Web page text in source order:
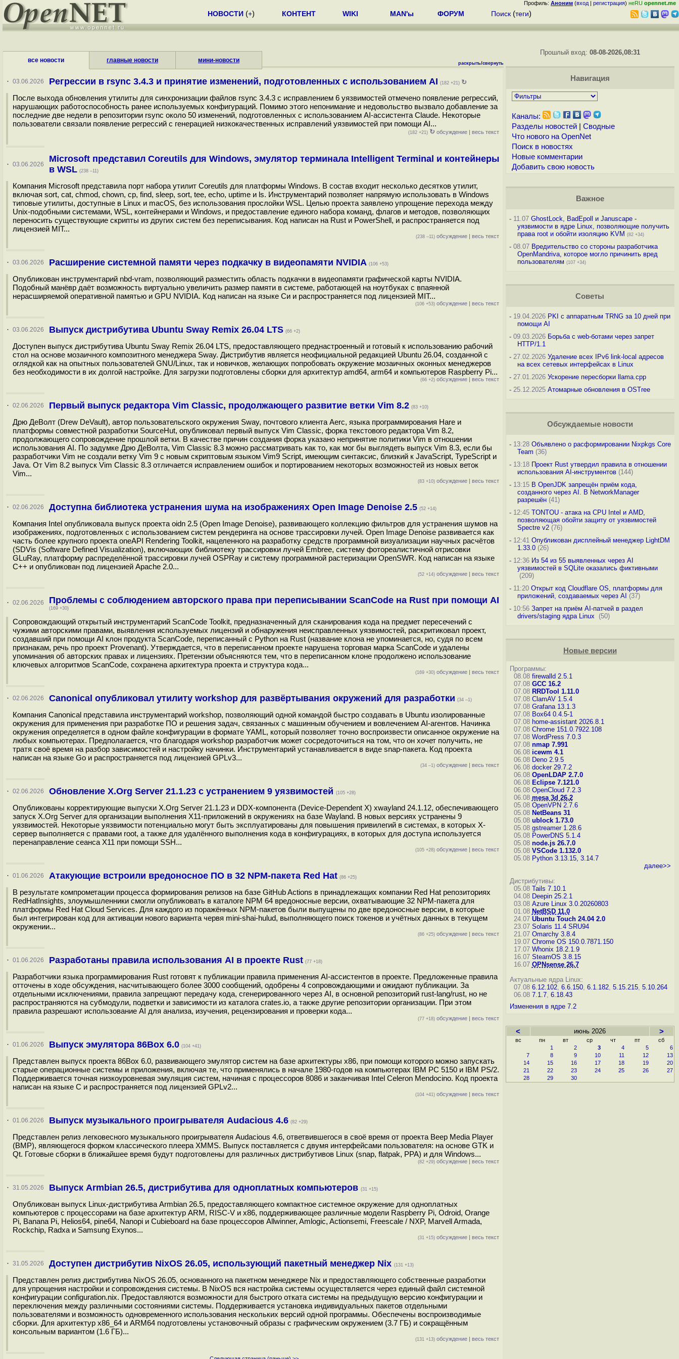
Профиль: Аноним (вход | регистрация) неRU opennet.me
НОВОСТИ (+) КОНТЕНТ WIKI MAN'ы ФОРУМ Поиск (теги)
все новости главные новости мини-новости раскрыть/свернуть
· 03.06.2026 Регрессии в rsync 3.4.3 и принятие изменений, подготовленных с использованием AI (182 +21) ↻
После выхода обновления утилиты для синхронизации файлов rsync 3.4.3 с исправлением 6 уязвимостей отмечено появление регрессий,
нарушающих работоспособность ранее используемых конфигураций. Помимо этого непонимание и недовольство вызвало добавление за
последние две недели в репозитории rsync около 50 изменений, подготовленных с использованием AI-ассистента Claude. Некоторые
пользователи связали появление регрессий с генерацией низкокачественных исправлений уязвимостей при помощи AI...
(182 +21) ↻ обсуждение | весь текст
· 03.06.2026
Microsoft представил Coreutils для Windows, эмулятор терминала Intelligent Terminal и контейнеры
в WSL (238 –11)
Компания Microsoft представила порт набора утилит Coreutils для платформы Windows. В состав входит несколько десятков утилит,
включая sort, cat, chmod, chown, cp, find, sleep, sort, tee, echo, uptime и ls. Инструментарий позволяет напрямую использовать в Windows
типовые утилиты, доступные в Linux и macOS, без использования прослойки WSL. Целью проекта заявлено упрощение перехода между
Unix-подобными системами, WSL, контейнерами и Windows, и предоставление единого набора команд, флагов и методов, позволяющих
переносить существующие скрипты из других систем без переписывания. Код написан на Rust и PowerShell, и распространяется под
лицензией MIT...
(238 –11) обсуждение | весь текст
· 03.06.2026 Расширение системной памяти через подкачку в видеопамяти NVIDIA (106 +53)
Опубликован инструментарий nbd-vram, позволяющий разместить область подкачки в видеопамяти графической карты NVIDIA.
Подобный манёвр даёт возможность виртуально увеличить размер памяти в системе, работающей на ноутбуках с впаянной
нерасширяемой оперативной памятью и GPU NVIDIA. Код написан на языке Си и распространяется под лицензией MIT...
(106 +53) обсуждение | весь текст
· 03.06.2026 Выпуск дистрибутива Ubuntu Sway Remix 26.04 LTS (66 +2)
Доступен выпуск дистрибутива Ubuntu Sway Remix 26.04 LTS, предоставляющего преднастроенный и готовый к использованию рабочий
стол на основе мозаичного композитного менеджера Sway. Дистрибутив является неофициальной редакцией Ubuntu 26.04, созданной с
оглядкой как на опытных пользователей GNU/Linux, так и новичков, желающих попробовать окружение мозаичных оконных менеджеров
без необходимости в их долгой настройке. Для загрузки подготовлены сборки для архитектур amd64, arm64 и компьютеров Raspberry Pi...
(66 +2) обсуждение | весь текст
· 02.06.2026 Первый выпуск редактора Vim Classic, продолжающего развитие ветки Vim 8.2 (83 +10)
Дрю ДеВолт (Drew DeVault), автор пользовательского окружения Sway, почтового клиента Aerc, языка программирования Hare и
платформы совместной разработки SourceHut, опубликовал первый выпуск Vim Classic, форка текстового редактора Vim 8.2,
продолжающего сопровождение прошлой ветки. В качестве причин создания форка указано непринятие политики Vim в отношении
использования AI. По задумке Дрю ДеВолта, Vim Classic 8.3 можно рассматривать как то, как мог бы выглядеть выпуск Vim 8.3, если бы
разработчики Vim не создали ветку Vim 9 с новым скриптовым языком Vim9 Script, имеющим синтаксис, близкий к JavaScript, TypeScript и
Java. От Vim 8.2 выпуск Vim Classic 8.3 отличается исправлением ошибок и портированием некоторых возможностей из новых веток
Vim...
(83 +10) обсуждение | весь текст
· 02.06.2026 Доступна библиотека устранения шума на изображениях Open Image Denoise 2.5 (52 +14)
Компания Intel опубликовала выпуск проекта oidn 2.5 (Open Image Denoise), развивающего коллекцию фильтров для устранения шумов на
изображениях, подготовленных с использованием систем рендеринга на основе трассировки лучей. Open Image Denoise развивается как
часть более крупного проекта oneAPI Rendering Toolkit, нацеленного на разработку средств программной визуализации научных расчётов
(SDVis (Software Defined Visualization), включающих библиотеку трассировки лучей Embree, систему фотореалистичной отрисовки
GLuRay, платформу распределённой трассировки лучей OSPRay и систему программной растеризации OpenSWR. Код написан на языке
С++ и опубликован под лицензией Apache 2.0...
(52 +14) обсуждение | весь текст
· 02.06.2026 Проблемы с соблюдением авторского права при переписывании ScanCode на Rust при помощи AI
(169 +30)
Сопровождающий открытый инструментарий ScanCode Toolkit, предназначенный для сканирования кода на предмет пересечений с
чужими авторскими правами, выявления используемых лицензий и обнаружения неисправленных уязвимостей, раскритиковал проект,
создавший при помощи AI клон продукта ScanCode, переписанный с Python на Rust (название клона не упоминается, но, судя по всем
признакам, речь про проект Provenant). Утверждается, что в переписанном проекте нарушена торговая марка ScanCode и удалены
упоминания об авторских правах и лицензиях. Претензии объясняются тем, что в переписанном клоне продолжено использование
ключевых алгоритмов ScanCode, сохранена архитектура проекта и структура кода...
(169 +30) обсуждение | весь текст
· 02.06.2026 Canonical опубликовал утилиту workshop для развёртывания окружений для разработки (34 –1)
Компания Canonical представила инструментарий workshop, позволяющий одной командой быстро создавать в Ubuntu изолированные
окружения для применения при разработке ПО и решения задач, связанных с машинным обучением и вовлечением AI-агентов. Начинка
окружения определяется в одном файле конфигурации в формате YAML, который позволяет точно воспроизвести описанное окружение на
любых компьютерах. Предполагается, что благодаря workshop разработчик может сосредоточиться на том, что он хочет получить, не
тратя своё время на разбор зависимостей и настройку начинки. Инструментарий устанавливается в виде snap-пакета. Код проекта
написан на языке Go и распространяется под лицензией GPLv3...
(34 –1) обсуждение | весь текст
· 02.06.2026 Обновление X.Org Server 21.1.23 с устранением 9 уязвимостей (105 +28)
Опубликованы корректирующие выпуски X.Org Server 21.1.23 и DDX-компонента (Device-Dependent X) xwayland 24.1.12, обеспечивающего
запуск X.Org Server для организации выполнения X11-приложений в окружениях на базе Wayland. В новых версиях устранены 9
уязвимостей. Некоторые уязвимости потенциально могут быть эксплуатированы для повышения привилегий в системах, в которых X-
сервер выполняется с правами root, а также для удалённого выполнения кода в конфигурациях, в которых для доступа используется
перенаправление сеанса X11 при помощи SSH...
(105 +28) обсуждение | весь текст
· 01.06.2026 Атакующие встроили вредоносное ПО в 32 NPM-пакета Red Hat (86 +25)
В результате компрометации процесса формирования релизов на базе GitHub Actions в принадлежащих компании Red Hat репозиториях
RedHatInsights, злоумышленники смогли опубликовать в каталоге NPM 64 вредоносные версии, охватывающие 32 NPM-пакета для
платформы Red Hat Cloud Services. Для каждого из поражённых NPM-пакетов были выпущены по две вредоносные версии, в которые
был интегрирован код для активации нового варианта червя mini-shai-hulud, выполняющего поиск токенов и учётных данных в текущем
окружении...
(86 +25) обсуждение | весь текст
· 01.06.2026 Разработаны правила использования AI в проекте Rust (77 +18)
Разработчики языка программирования Rust готовят к публикации правила применения AI-ассистентов в проекте. Предложенные правила
отточены в ходе обсуждения, насчитывающего более 3000 сообщений, одобрены 4 сопровождающими и ожидают публикации. За
отдельными исключениями, правила запрещают передачу кода, сгенерированного через AI, в основной репозиторий rust-lang/rust, но не
распространяются на субмодули, подветки и зависимости из каталога crates.io, а также другие репозитории организации. При этом
правила разрешают использование AI для анализа, изучения, рецензирования и проверки кода...
(77 +18) обсуждение | весь текст
· 01.06.2026 Выпуск эмулятора 86Box 6.0 (104 +41)
Представлен выпуск проекта 86Box 6.0, развивающего эмулятор систем на базе архитектуры x86, при помощи которого можно запускать
старые операционные системы и приложения, включая те, что применялись в начале 1980-годов на компьютерах IBM PC 5150 и IBM PS/2.
Поддерживается точная низкоуровневая эмуляция систем, начиная с процессоров 8086 и заканчивая Intel Сeleron Mendocino. Код проекта
написан на языке C и распространяется под лицензией GPLv2...
(104 +41) обсуждение | весь текст
· 01.06.2026 Выпуск музыкального проигрывателя Audacious 4.6 (82 +29)
Представлен релиз легковесного музыкального проигрывателя Audacious 4.6, ответвившегося в своё время от проекта Beep Media Player
(BMP), являющегося форком классического плеера XMMS. Выпуск поставляется с двумя интерфейсами пользователя: на основе GTK и
Qt. Готовые сборки в ближайшее время будут подготовлены для различных дистрибутивов Linux (snap, flatpak, PPA) и для Windows...
(82 +29) обсуждение | весь текст
· 31.05.2026 Выпуск Armbian 26.5, дистрибутива для одноплатных компьютеров (31 +15)
Опубликован выпуск Linux-дистрибутива Armbian 26.5, предоставляющего компактное системное окружение для одноплатных
компьютеров с процессорами на базе архитектур ARM, RISC-V и x86, поддерживающее различные модели Raspberry Pi, Odroid, Orange
Pi, Banana Pi, Helios64, pine64, Nanopi и Cubieboard на базе процессоров Allwinner, Amlogic, Actionsemi, Freescale / NXP, Marvell Armada,
Rockchip, Radxa и Samsung Exynos...
(31 +15) обсуждение | весь текст
· 31.05.2026 Доступен дистрибутив NixOS 26.05, использующий пакетный менеджер Nix (131 +13)
Представлен релиз дистрибутива NixOS 26.05, основанного на пакетном менеджере Nix и предоставляющего собственные разработки
для упрощения настройки и сопровождения системы. В NixOS вся настройка системы осуществляется через единый файл системной
конфигурации configuration.nix. Предоставляются возможности для быстрого отката системы на предыдущую версию конфигурации и
переключения между различными состояниями системы. Поддерживается установка индивидуальных пакетов отдельными
пользователями и возможность одновременного использования нескольких версий одной программы. Обеспечены воспроизводимые
сборки. Для архитектур x86_64 и ARM64 подготовлены установочный образы с графическим окружением (3.7 ГБ) и сокращённым
консольным вариантом (1.6 ГБ)...
(131 +13) обсуждение | весь текст
Прошлый вход:08-08-2026,08:31
Навигация
Каналы:
Разделы новостей| Сводные
Что нового на OpenNet
Поиск в новостях
Новые комментарии
Добавить свою новость
Важное
-11.07 GhostLock, BadEpoll и Januscape -
уязвимости в ядре Linux, позволяющие получить
права root и обойти изоляцию KVM (82 +34)
-08.07 Вредительство со стороны разработчика
OpenMandriva, которое могло причинить вред
пользователям (107 +34)
Советы
-19.04.2026 PKI с аппаратным TRNG за 10 дней при
помощи AI
-09.03.2026 Борьба с web-ботами через запрет
HTTP/1.1
-27.02.2026 Удаление всех IPv6 link-local адресов
на всех сетевых интерфейсах в Linux
-27.01.2026 Ускорение пересборки llama.cpp
-25.12.2025 Атомарные обновления в OSTree
Обсуждаемые новости
-13:28 Объявлено о расформировании Nixpkgs Core
Team (36)
-13:18 Проект Rust утвердил правила в отношении
использования AI-инструментов(144)
-13:15 В OpenJDK запрещён приём кода,
созданного через AI. В NetworkManager
разрешён(41)
-12:45 TONTOU - атака на CPU Intel и AMD,
позволяющая обойти защиту от уязвимостей
Spectre v2(76)
-12:41 Опубликован дисплейный менеджер LightDM
1.33.0(26)
-12:36 Из 54 из 55 выявленных через AI
уязвимостей в SQLite оказались фиктивными
(209)
-11:20 Открыт код Cloudflare OS, платформы для
приложений, создаваемых через AI (37)
-10:56 Запрет на приём AI-патчей в раздел
drivers/staging ядра Linux
(50)
Новые версии
Программы:
08.08 firewalld 2.5.1
07.08 GCC 16.2
07.08 RRDTool 1.11.0
07.08 ClamAV 1.5.4
07.08 Grafana 13.1.3
07.08 Box64 0.4.5-1
07.08 home-assistant 2026.8.1
07.08 Chrome 151.0.7922.108
07.08 WordPress 7.0.3
07.08 nmap 7.991
06.08 icewm 4.1
06.08 Deno 2.9.5
06.08 docker 29.7.2
06.08 OpenLDAP 2.7.0
06.08 Eclipse 7.121.0
06.08 OpenCloud 7.2.3
06.08 mesa 3d 26.2
05.08 OpenVPN 2.7.6
05.08 NetBeans 31
05.08 ublock 1.73.0
05.08 gstreamer 1.28.6
05.08 PowerDNS 5.1.4
05.08 node.js 26.7.0
05.08 VSCode 1.132.0
05.08 Python 3.13.15, 3.14.7
далее>>
Дистрибутивы:
05.08 Tails 7.10.1
04.08 Deepin 25.2.1
03.08 Azure Linux 3.0.20260803
01.08 NetBSD 11.0
24.07 Ubuntu Touch 24.04 2.0
23.07 Solaris 11.4 SRU94
21.07 Omarchy 3.8.4
19.07 Chrome OS 150.0.7871.150
17.07 Whonix 18.2.1.9
16.07 SteamOS 3.8.15
16.07 OPNsense 26.7
Актуальные ядра Linux:
07.08 6.12.102, 6.6.150, 6.1.182, 5.15.215, 5.10.264
06.08 7.1.7, 6.18.43
Изменения в ядре 7.2
< июнь 2026 >
вс пн вт ср чт пт
сб
1
2 3 4 5
6
7
8 9 10 11 12
13
14
15 16 17 18 19
20
21
22 23 24 25 26
27
28
29 30